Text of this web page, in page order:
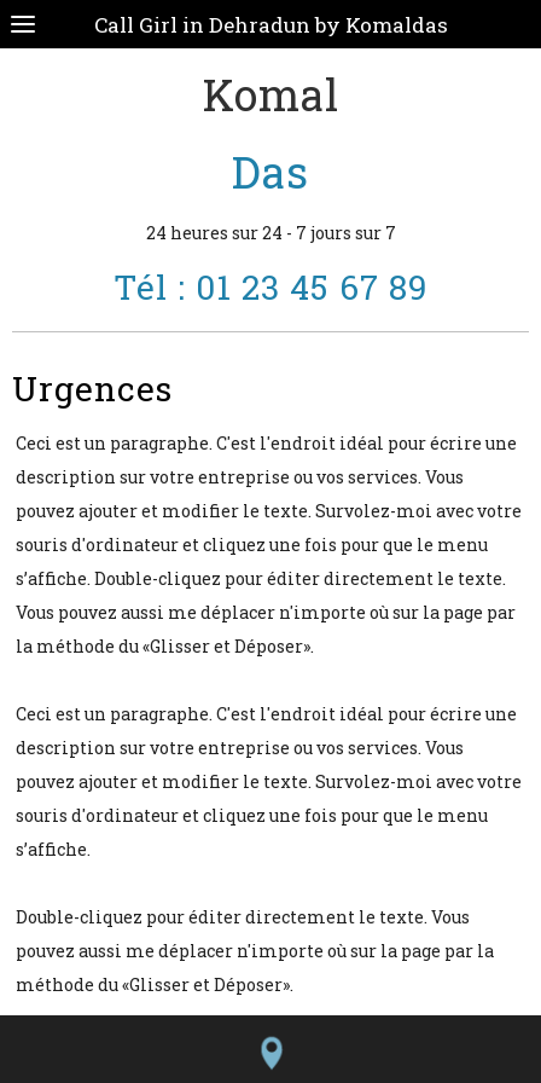
Call Girl in Dehradun by Komaldas
Komal
Das
24 heures sur 24 - 7 jours sur 7
Tél : 01 23 45 67 89
Urgences
Ceci est un paragraphe. C'est l'endroit idéal pour écrire une
description sur votre entreprise ou vos services. Vous
pouvez ajouter et modifier le texte. Survolez-moi avec votre
souris d'ordinateur et cliquez une fois pour que le menu
s’affiche. Double-cliquez pour éditer directement le texte.
Vous pouvez aussi me déplacer n'importe où sur la page par
la méthode du «Glisser et Déposer».
Ceci est un paragraphe. C'est l'endroit idéal pour écrire une
description sur votre entreprise ou vos services. Vous
pouvez ajouter et modifier le texte. Survolez-moi avec votre
souris d'ordinateur et cliquez une fois pour que le menu
s’affiche.
Double-cliquez pour éditer directement le texte. Vous
pouvez aussi me déplacer n'importe où sur la page par la
méthode du «Glisser et Déposer».